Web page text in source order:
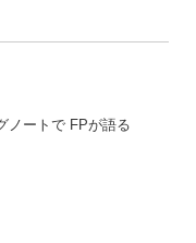
ノートで FPが語る